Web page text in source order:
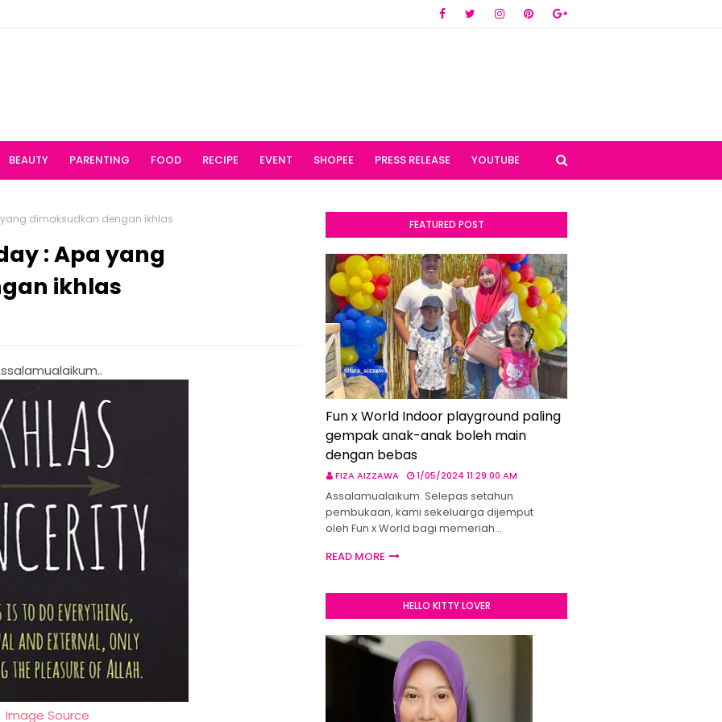
BEAUTY PARENTING FOOD RECIPE EVENT SHOPEE PRESS RELEASE YOUTUBE
dimaksudkan dengan ikhlas
: Apa yang
ikhlas
Image Source
FEATURED POST
Fun x World Indoor playground paling
gempak anak-anak boleh main
dengan bebas
FIZA AIZZAWA 1/05/2024 11:29:00 AM
Assalamualaikum. Selepas setahun
pembukaan, kami sekeluarga dijemput
oleh Fun x World bagi memeriah…
READ MORE
HELLO KITTY LOVER